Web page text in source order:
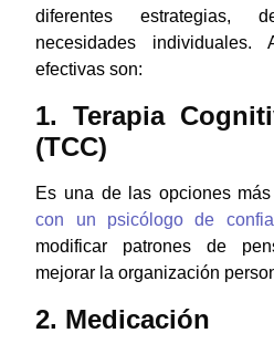
diferentes estrategias,
necesidades
efectivas son:
1. Terapia
(TCC)
Es una de las opciones más
con un psicólogo de
modificar patrones de
mejorar la organización
2. Medicación